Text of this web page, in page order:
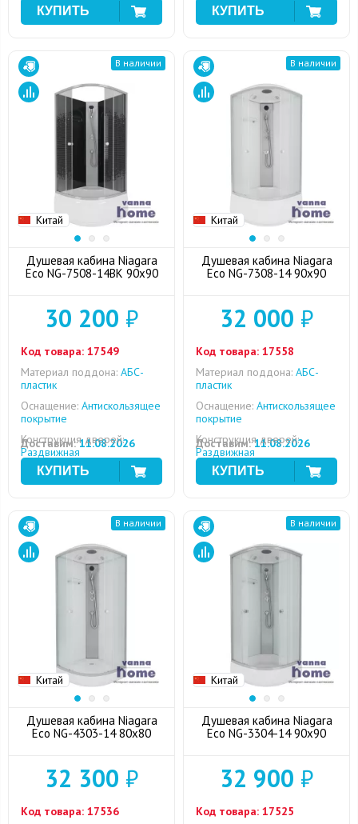
Китай
В наличии
Душевая кабина Niagara
Eco NG-7508-14BK 90x90
30 200 ₽
Код товара: 17549
Материал поддона: АБС-
пластик
Оснащение: Антискользящее
покрытие
Конструкция дверей:
Раздвижная
Доставим:11.08.2026
Китай
В наличии
Душевая кабина Niagara
Eco NG-7308-14 90x90
32 000 ₽
Код товара: 17558
Материал поддона: АБС-
пластик
Оснащение: Антискользящее
покрытие
Конструкция дверей:
Раздвижная
Доставим:11.08.2026
Китай
В наличии
Душевая кабина Niagara
Eco NG-4303-14 80x80
32 300 ₽
Код товара: 17536
Китай
В наличии
Душевая кабина Niagara
Eco NG-3304-14 90x90
32 900 ₽
Код товара: 17525